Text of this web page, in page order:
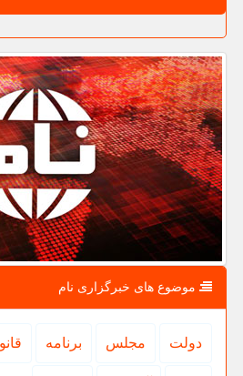
موضوع های خبرگزاری نام
دولت مجلس برنامه